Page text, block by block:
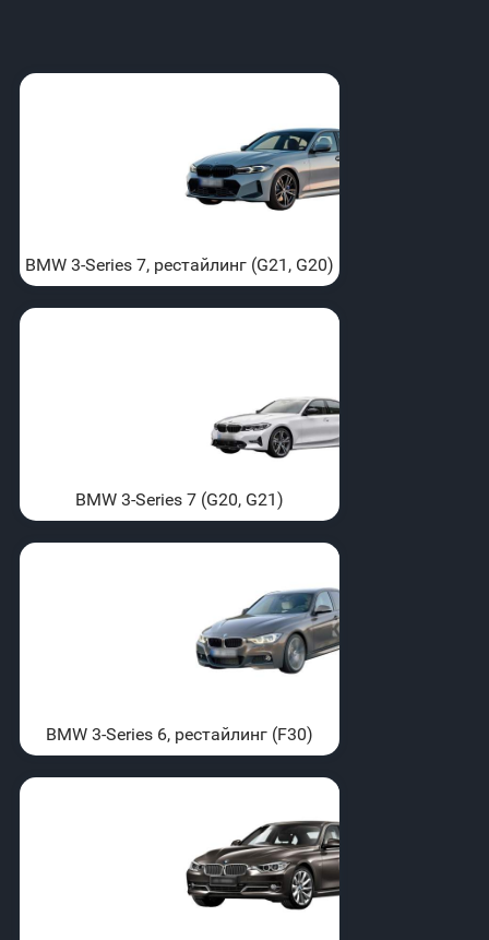
BMW 3-Series 7, рестайлинг (G21, G20)
BMW 3-Series 7 (G20, G21)
BMW 3-Series 6, рестайлинг (F30)